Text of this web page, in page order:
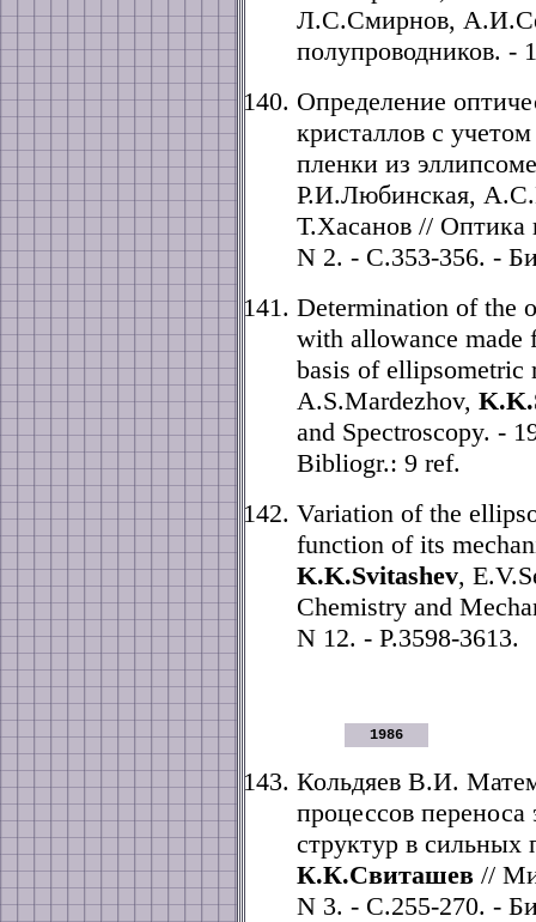
Л.С.Смирнов,
полупроводников. -
Определение
кристаллов с
пленки из
Р.И.Любинская,
Т.Хасанов // Оптика
N 2. - С.353-356. -
Determination of the
with allowance made
basis of ellipsometric
A.S.Mardezhov,
and Spectroscopy. -
Bibliogr.: 9 ref.
Variation of the
function of its
K.K.Svitashev,
Chemistry and
N 12. - P.3598-3613.
1986
Кольдяев В.И.
процессов
структур в
К.К.Свиташев //
N 3. - С.255-270. -